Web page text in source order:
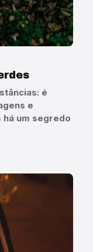
é
e
há um segredo